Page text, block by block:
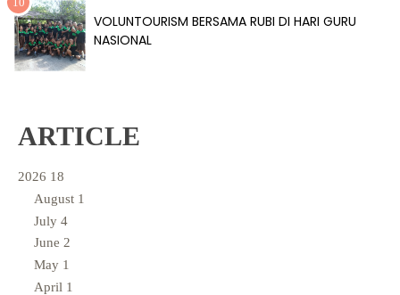
VOLUNTOURISM BERSAMA RUBI DI HARI GURU
NASIONAL
ARTICLE
2026 18
August 1
July 4
June 2
May 1
April 1